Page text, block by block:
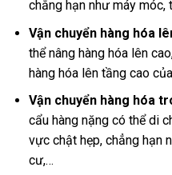
chẳng hạn như máy
Vận chuyển hàng hóa
thể nâng hàng hóa lên
hàng hóa lên tầng cao
Vận chuyển hàng hóa
cẩu hàng nặng có thể di
vực chật hẹp, chẳng hạn
cư,…